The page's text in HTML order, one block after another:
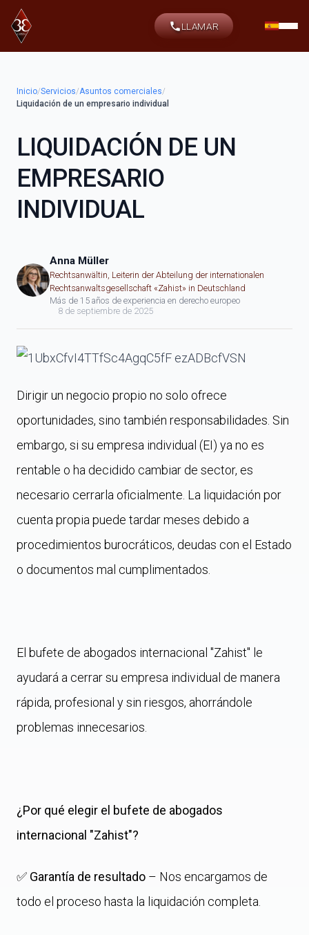
LLAMAR
Inicio/Servicios/Asuntos comerciales/
Liquidación de un empresario individual
LIQUIDACIÓN DE UN
EMPRESARIO
INDIVIDUAL
Anna Müller
Rechtsanwältin, Leiterin der Abteilung der internationalen
Rechtsanwaltsgesellschaft «Zahist» in Deutschland
Más de 15 años de experiencia en derecho europeo
8 de septiembre de 2025
Dirigir un negocio propio no solo ofrece
oportunidades, sino también responsabilidades. Sin
embargo, si su empresa individual (EI) ya no es
rentable o ha decidido cambiar de sector, es
necesario cerrarla oficialmente. La liquidación por
cuenta propia puede tardar meses debido a
procedimientos burocráticos, deudas con el Estado
o documentos mal cumplimentados.
El bufete de abogados internacional "Zahist" le
ayudará a cerrar su empresa individual de manera
rápida, profesional y sin riesgos, ahorrándole
problemas innecesarios.
¿Por qué elegir el bufete de abogados
internacional "Zahist"?
✅ Garantía de resultado – Nos encargamos de
todo el proceso hasta la liquidación completa.